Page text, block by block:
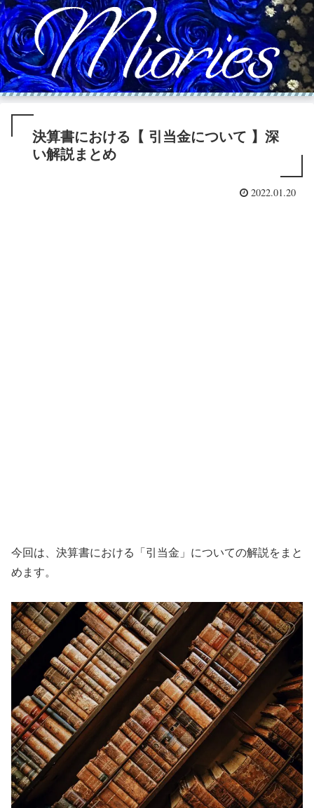
決算書における【 引当金について 】深
い解説まとめ
2022.01.20
今回は、決算書における「引当金」についての解説をまと
めます。